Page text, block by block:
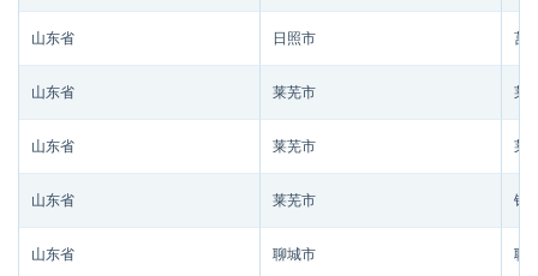
山东省 日照市 莒
山东省 莱芜市 莱
山东省 莱芜市 莱
山东省 莱芜市 钢
山东省 聊城市 聊